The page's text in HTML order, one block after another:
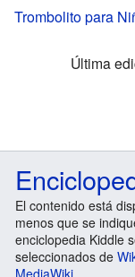
Trombolito para
Última
El contenido está
menos que se
enciclopedia Kiddle
seleccionados de
MediaWiki